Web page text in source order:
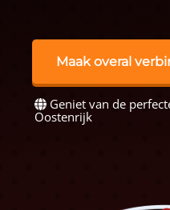
Maak overal
Geniet van de
Oostenrijk